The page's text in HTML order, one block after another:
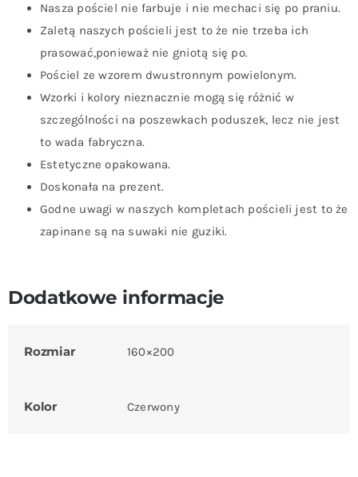
Nasza pościel nie farbuje i nie mechaci się po praniu.
Zaletą naszych pościeli jest to że nie trzeba ich
prasować,ponieważ nie gniotą się po.
Pościel ze wzorem dwustronnym powielonym.
Wzorki i kolory nieznacznie mogą się różnić w
szczególności na poszewkach poduszek, lecz nie jest
to wada fabryczna.
Estetyczne opakowana.
Doskonała na prezent.
Godne uwagi w naszych kompletach pościeli jest to że
zapinane są na suwaki nie guziki.
Dodatkowe informacje
Rozmiar 160×200
Kolor Czerwony